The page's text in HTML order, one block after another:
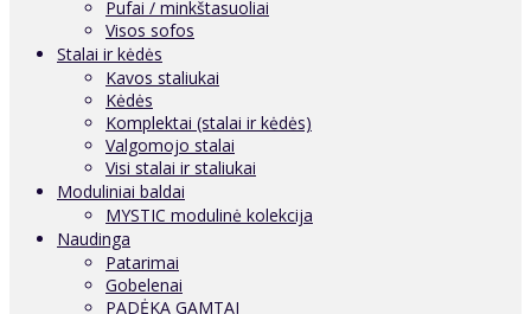
Pufai / minkštasuoliai
Visos sofos
Stalai ir kėdės
Kavos staliukai
Kėdės
Komplektai (stalai ir kėdės)
Valgomojo stalai
Visi stalai ir staliukai
Moduliniai baldai
MYSTIC modulinė kolekcija
Naudinga
Patarimai
Gobelenai
PADĖKA GAMTAI